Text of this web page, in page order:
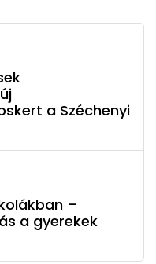
a Széchenyi
–
a gyerekek